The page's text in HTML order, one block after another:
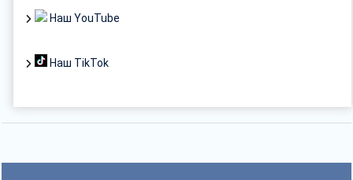
Наш YouTube
Наш TikTok